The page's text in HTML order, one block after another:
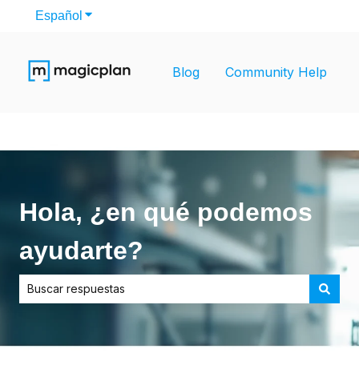
Español Traducciones de Mostrar submenú de
Blog Community Help
Hola, ¿en qué podemos
ayudarte?
No hay sugerencias porque el campo de búsqueda está